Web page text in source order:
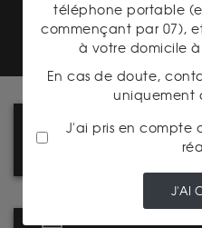
LIVRAISON :
téléphone portable
commençant par 07),
à votre domicile
En cas de doute,
uniquement
J'ai pris en compte
J'AI